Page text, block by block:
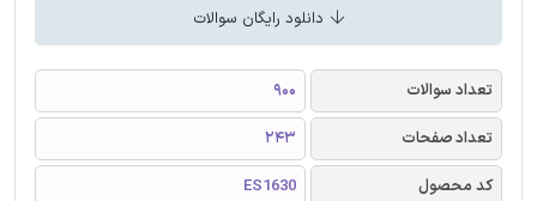
دانلود رایگان سوالات
تعداد سوالات
900
تعداد صفحات
243
کد محصول
ES1630